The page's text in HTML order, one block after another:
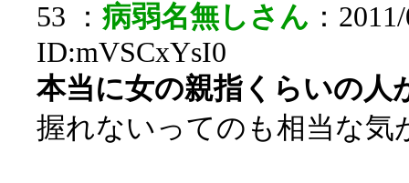
53 ： 病弱名無しさん ：
ID:mVSCxYsI0
本当に女の親指くらいの人
握れないってのも相当な気